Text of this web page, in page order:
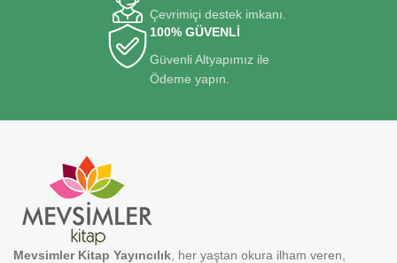
Çevrimiçi destek imkanı.
100% GÜVENLİ
Güvenli Altyapımız ile
Ödeme yapın.
Mevsimler Kitap Yayıncılık , her yaştan okura ilham veren,